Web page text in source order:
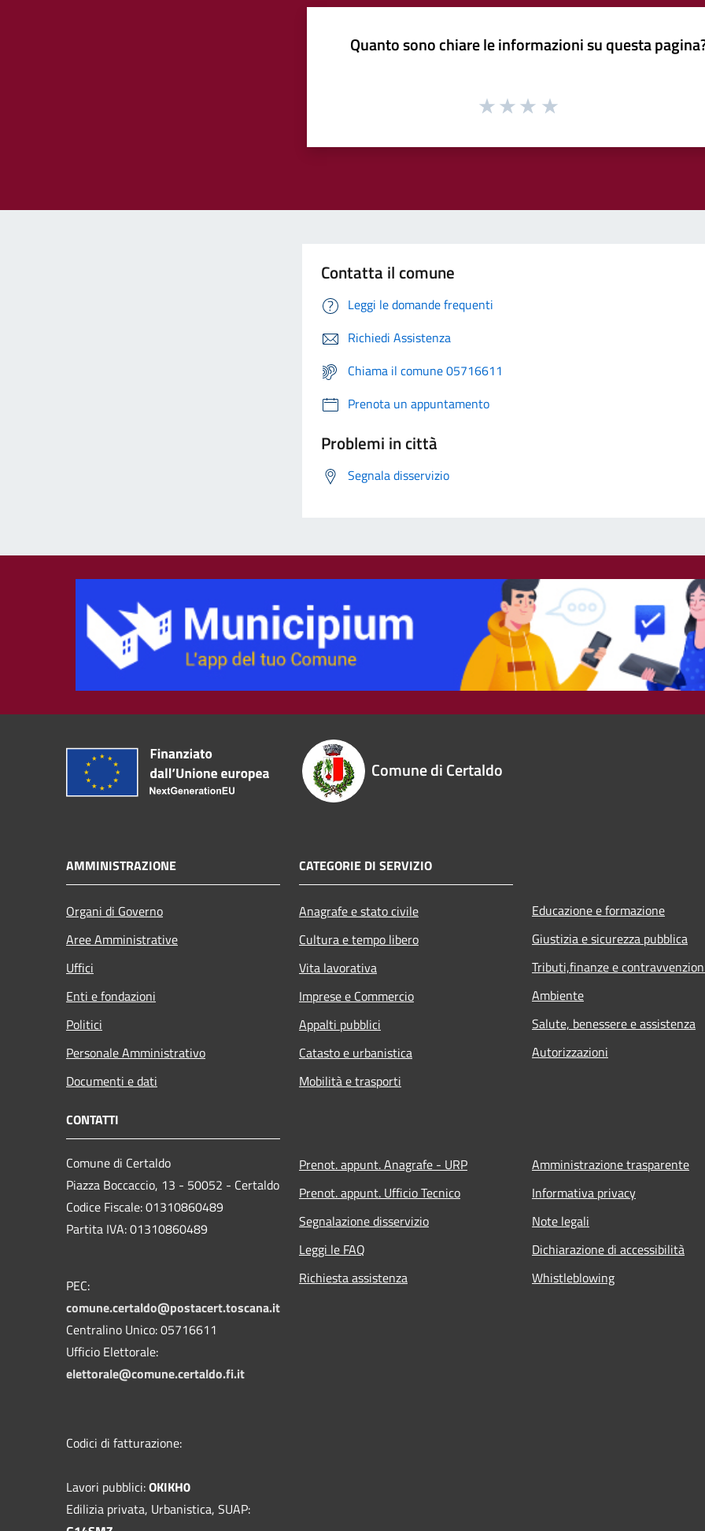
Quanto sono chiare le informazioni su questa
Contatta il comune
Leggi le domande frequenti
Richiedi Assistenza
Chiama il comune 05716611
Prenota un appuntamento
Problemi in città
Segnala disservizio
Comune di Certaldo
AMMINISTRAZIONE
Organi di Governo
Aree Amministrative
Uffici
Enti e fondazioni
Politici
Personale Amministrativo
Documenti e dati
CATEGORIE DI SERVIZIO
Anagrafe e stato civile
Cultura e tempo libero
Vita lavorativa
Imprese e Commercio
Appalti pubblici
Catasto e urbanistica
Mobilità e trasporti
Educazione e formazione
Giustizia e sicurezza pubblica
Tributi,finanze e
Ambiente
Salute, benessere e assistenza
Autorizzazioni
CONTATTI
Comune di Certaldo
Piazza Boccaccio, 13 - 50052 - Certaldo
Codice Fiscale: 01310860489
Partita IVA: 01310860489
PEC:
comune.certaldo@postacert.toscana.it
Centralino Unico: 05716611
Ufficio Elettorale:
elettorale@comune.certaldo.fi.it
Codici di fatturazione:
Lavori pubblici:OKIKH0
Edilizia privata, Urbanistica, SUAP:
Prenot. appunt. Anagrafe - URP
Prenot. appunt. Ufficio Tecnico
Segnalazione disservizio
Leggi le FAQ
Richiesta assistenza
Amministrazione trasparente
Informativa privacy
Note legali
Dichiarazione di accessibilità
Whistleblowing